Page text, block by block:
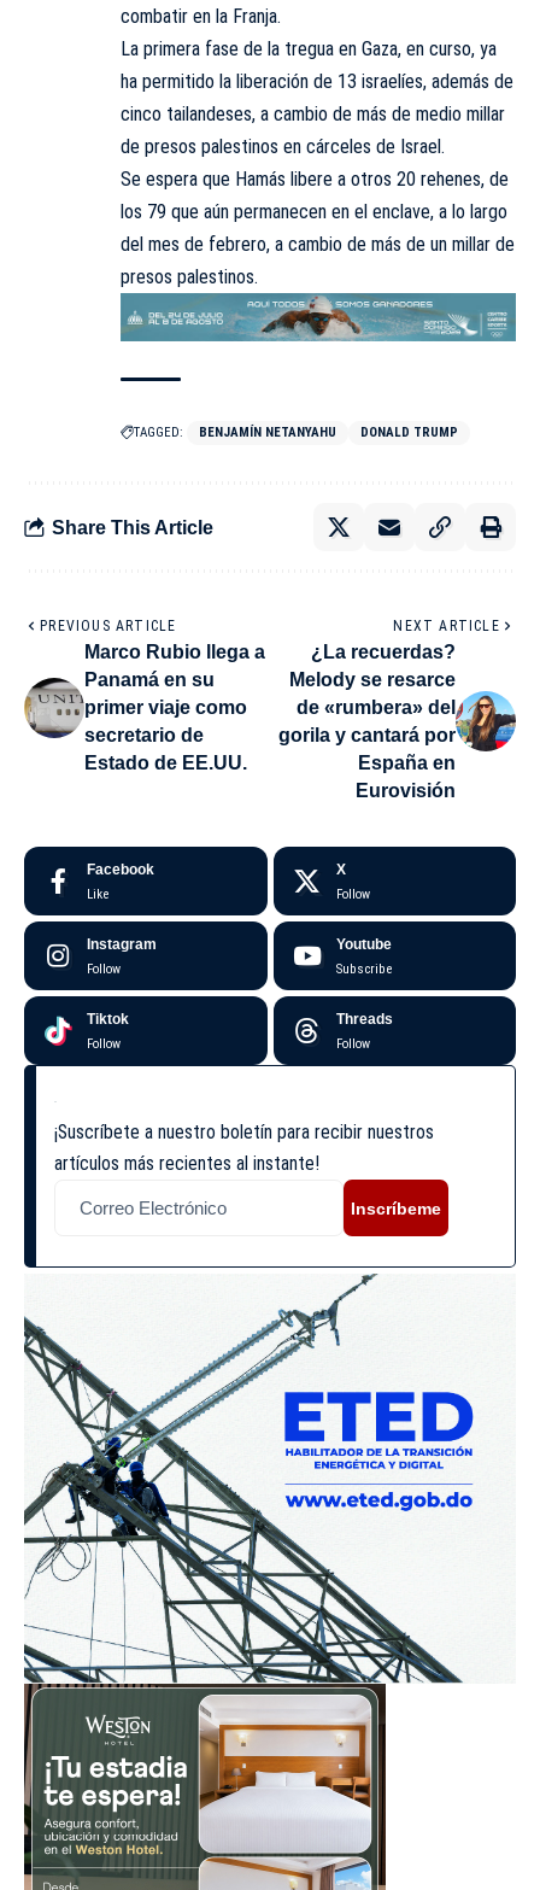
combatir en la Franja.
La primera fase de la tregua en Gaza, en curso, ya
ha permitido la liberación de 13 israelíes, además de
cinco tailandeses, a cambio de más de medio millar
de presos palestinos en cárceles de Israel.
Se espera que Hamás libere a otros 20 rehenes, de
los 79 que aún permanecen en el enclave, a lo largo
del mes de febrero, a cambio de más de un millar de
presos palestinos.
TAGGED: BENJAMÍN NETANYAHU DONALD TRUMP
Share This Article
PREVIOUS ARTICLE
Marco Rubio llega a
Panamá en su
primer viaje como
secretario de
Estado de EE.UU.
NEXT ARTICLE
¿La recuerdas?
Melody se resarce
de «rumbera» del
gorila y cantará por
España en
Eurovisión
Facebook
Like
X
Follow
Instagram
Follow
Youtube
Subscribe
Tiktok
Follow
Threads
Follow
¡Suscríbete a nuestro boletín para recibir nuestros
artículos más recientes al instante!
Inscríbeme